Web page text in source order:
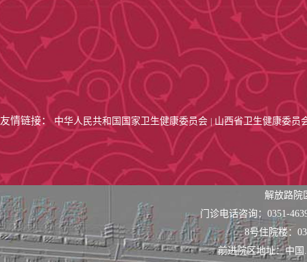
友情链接：中华人民共和国国家卫生健康委员会 山西省卫生健康委员
解放路
门诊电话咨询：0351-
8号住院楼：
前进院区地址：中